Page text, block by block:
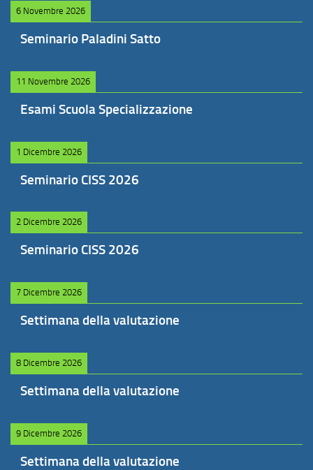
6 Novembre 2026
Seminario Paladini Satto
11 Novembre 2026
Esami Scuola Specializzazione
1 Dicembre 2026
Seminario CISS 2026
2 Dicembre 2026
Seminario CISS 2026
7 Dicembre 2026
Settimana della valutazione
8 Dicembre 2026
Settimana della valutazione
9 Dicembre 2026
Settimana della valutazione